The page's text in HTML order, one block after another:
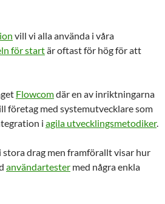
vill vi alla använda i våra
för startär oftast för hög för att
Flowcomdär en av inriktningarna
företag med systemutvecklare som
i agila utvecklingsmetodiker.
drag men framförallt visar hur
användartester med några enkla